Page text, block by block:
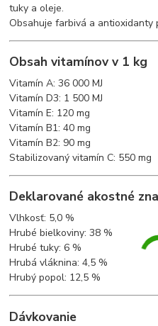
tuky a oleje.
Obsahuje farbivá a antioxidanty
Obsah vitamínov v 1 kg
Vitamín A: 36 000 MJ
Vitamín D3: 1 500 MJ
Vitamín E: 120 mg
Vitamín B1: 40 mg
Vitamín B2: 90 mg
Stabilizovaný vitamín C: 550 mg
Deklarované akostné
Vlhkosť: 5,0 %
Hrubé bielkoviny: 38 %
Hrubé tuky: 6 %
Hrubá vláknina: 4,5 %
Hrubý popol: 12,5 %
Dávkovanie